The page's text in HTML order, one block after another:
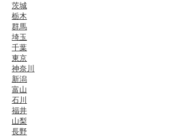
茨城
栃木
群馬
埼玉
千葉
東京
神奈川
新潟
富山
石川
福井
山梨
長野